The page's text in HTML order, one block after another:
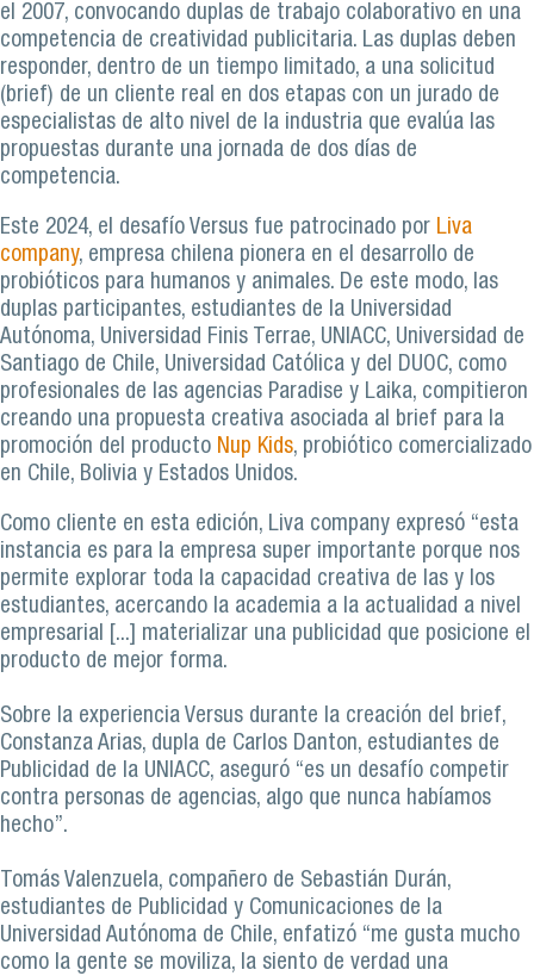
el 2007, convocando duplas de trabajo colaborativo en una
competencia de creatividad publicitaria. Las duplas deben
responder, dentro de un tiempo limitado, a una solicitud
(brief) de un cliente real en dos etapas con un jurado de
especialistas de alto nivel de la industria que evalúa las
propuestas durante una jornada de dos días de
competencia.
Este 2024, el desafío Versus fue patrocinado por Liva
company, empresa chilena pionera en el desarrollo de
probióticos para humanos y animales. De este modo, las
duplas participantes, estudiantes de la Universidad
Autónoma, Universidad Finis Terrae, UNIACC, Universidad de
Santiago de Chile, Universidad Católica y del DUOC, como
profesionales de las agencias Paradise y Laika, compitieron
creando una propuesta creativa asociada al brief para la
promoción del producto Nup Kids, probiótico comercializado
en Chile, Bolivia y Estados Unidos.
Como cliente en esta edición, Liva company expresó “esta
instancia es para la empresa super importante porque nos
permite explorar toda la capacidad creativa de las y los
estudiantes, acercando la academia a la actualidad a nivel
empresarial [...] materializar una publicidad que posicione el
producto de mejor forma.
Sobre la experiencia Versus durante la creación del brief,
Constanza Arias, dupla de Carlos Danton, estudiantes de
Publicidad de la UNIACC, aseguró “es un desafío competir
contra personas de agencias, algo que nunca habíamos
hecho”.
Tomás Valenzuela, compañero de Sebastián Durán,
estudiantes de Publicidad y Comunicaciones de la
Universidad Autónoma de Chile, enfatizó “me gusta mucho
como la gente se moviliza, la siento de verdad una